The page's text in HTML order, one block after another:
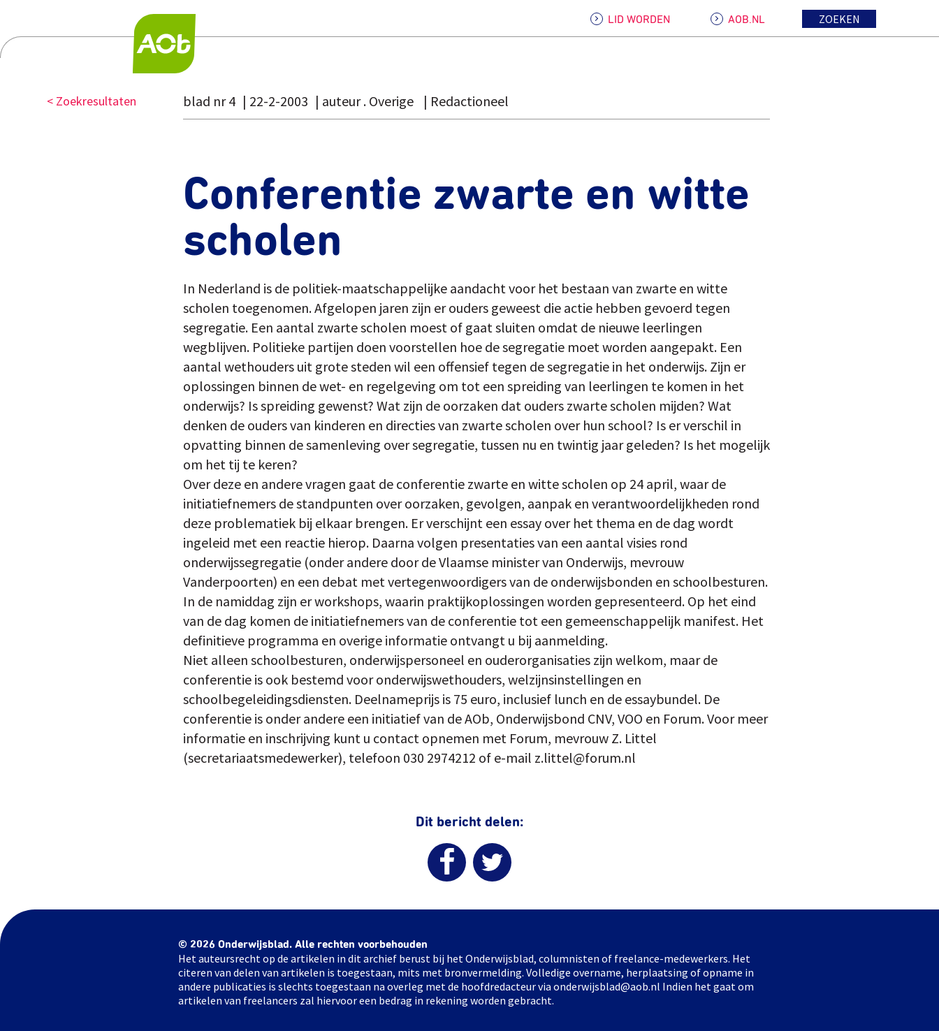
LID WORDEN AOB.NL ZOEKEN
< Zoekresultaten blad nr 4 22-2-2003 auteur . Overige Redactioneel
Conferentie zwarte en witte
scholen
In Nederland is de politiek-maatschappelijke aandacht voor het bestaan van zwarte en witte
scholen toegenomen. Afgelopen jaren zijn er ouders geweest die actie hebben gevoerd tegen
segregatie. Een aantal zwarte scholen moest of gaat sluiten omdat de nieuwe leerlingen
wegblijven. Politieke partijen doen voorstellen hoe de segregatie moet worden aangepakt. Een
aantal wethouders uit grote steden wil een offensief tegen de segregatie in het onderwijs. Zijn er
oplossingen binnen de wet- en regelgeving om tot een spreiding van leerlingen te komen in het
onderwijs? Is spreiding gewenst? Wat zijn de oorzaken dat ouders zwarte scholen mijden? Wat
denken de ouders van kinderen en directies van zwarte scholen over hun school? Is er verschil in
opvatting binnen de samenleving over segregatie, tussen nu en twintig jaar geleden? Is het mogelijk
om het tij te keren?
Over deze en andere vragen gaat de conferentie zwarte en witte scholen op 24 april, waar de
initiatiefnemers de standpunten over oorzaken, gevolgen, aanpak en verantwoordelijkheden rond
deze problematiek bij elkaar brengen. Er verschijnt een essay over het thema en de dag wordt
ingeleid met een reactie hierop. Daarna volgen presentaties van een aantal visies rond
onderwijssegregatie (onder andere door de Vlaamse minister van Onderwijs, mevrouw
Vanderpoorten) en een debat met vertegenwoordigers van de onderwijsbonden en schoolbesturen.
In de namiddag zijn er workshops, waarin praktijkoplossingen worden gepresenteerd. Op het eind
van de dag komen de initiatiefnemers van de conferentie tot een gemeenschappelijk manifest. Het
definitieve programma en overige informatie ontvangt u bij aanmelding.
Niet alleen schoolbesturen, onderwijspersoneel en ouderorganisaties zijn welkom, maar de
conferentie is ook bestemd voor onderwijswethouders, welzijnsinstellingen en
schoolbegeleidingsdiensten. Deelnameprijs is 75 euro, inclusief lunch en de essaybundel. De
conferentie is onder andere een initiatief van de AOb, Onderwijsbond CNV, VOO en Forum. Voor meer
informatie en inschrijving kunt u contact opnemen met Forum, mevrouw Z. Littel
(secretariaatsmedewerker), telefoon 030 2974212 of e-mail z.littel@forum.nl
Dit bericht delen:
© 2026 Onderwijsblad. Alle rechten voorbehouden
Het auteursrecht op de artikelen in dit archief berust bij het Onderwijsblad, columnisten of freelance-medewerkers. Het
citeren van delen van artikelen is toegestaan, mits met bronvermelding. Volledige overname, herplaatsing of opname in
andere publicaties is slechts toegestaan na overleg met de hoofdredacteur via onderwijsblad@aob.nl Indien het gaat om
artikelen van freelancers zal hiervoor een bedrag in rekening worden gebracht.